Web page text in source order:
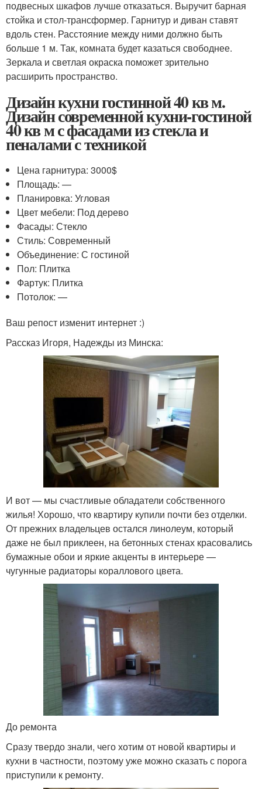
подвесных шкафов лучше отказаться. Выручит барная
стойка и стол-трансформер. Гарнитур и диван ставят
вдоль стен. Расстояние между ними должно быть
больше 1 м. Так, комната будет казаться свободнее.
Зеркала и светлая окраска поможет зрительно
расширить пространство.
Дизайн кухни гостинной 40 кв м.
Дизайн современной кухни-гостиной
40 кв м с фасадами из стекла и
пеналами с техникой
Цена гарнитура: 3000$
Площадь: —
Планировка: Угловая
Цвет мебели: Под дерево
Фасады: Стекло
Стиль: Современный
Объединение: С гостиной
Пол: Плитка
Фартук: Плитка
Потолок: —
Ваш репост изменит интернет :)
Рассказ Игоря, Надежды из Минска:
И вот — мы счастливые обладатели собственного
жилья! Хорошо, что квартиру купили почти без отделки.
От прежних владельцев остался линолеум, который
даже не был приклеен, на бетонных стенах красовались
бумажные обои и яркие акценты в интерьере —
чугунные радиаторы кораллового цвета.
До ремонта
Сразу твердо знали, чего хотим от новой квартиры и
кухни в частности, поэтому уже можно сказать с порога
приступили к ремонту.